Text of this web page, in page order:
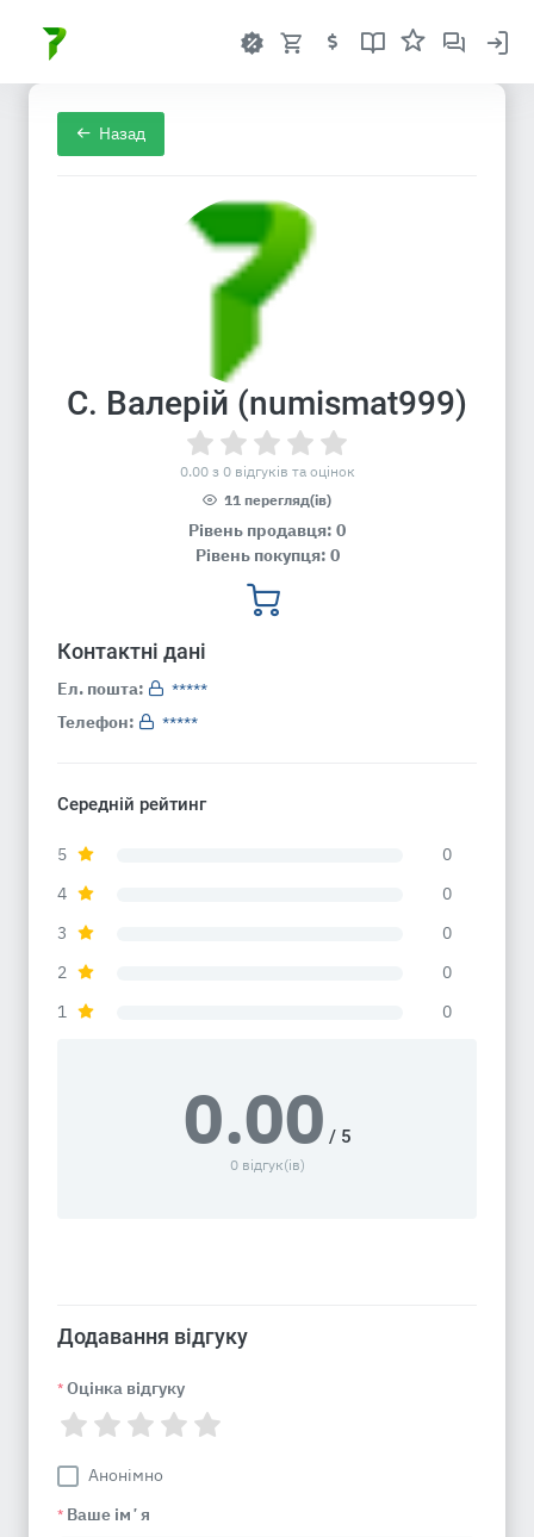
Назад
С. Валерій (numismat999)
0.00 з 0 відгуків та оцінок
11 перегляд(ів)
Рівень продавця: 0
Рівень покупця: 0
Контактні дані
Ел. пошта:
*****
Телефон:
*****
Середній рейтинг
5
0
4
0
3
0
2
0
1
0
0.00 / 5
0 відгук(ів)
Додавання відгуку
* Оцінка відгуку
Анонімно
* Ваше імʼя